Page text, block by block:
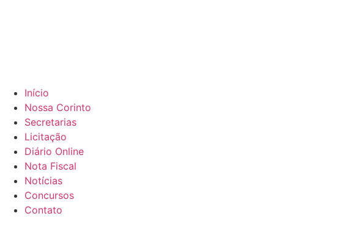
Início
Nossa Corinto
Secretarias
Licitação
Diário Online
Nota Fiscal
Notícias
Concursos
Contato